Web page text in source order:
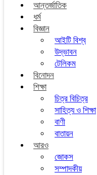
আন্তর্জাতিক
ধর্ম
বিজ্ঞান
আইটি বিশ্ব
উদ্ভাবন
টেলিকম
বিনোদন
শিক্ষা
চিত্র বিচিত্র
সাহিত্য ও শিক্ষা
বাণী
বাতায়ন
আরও
জোকস
সম্পাদকীয়